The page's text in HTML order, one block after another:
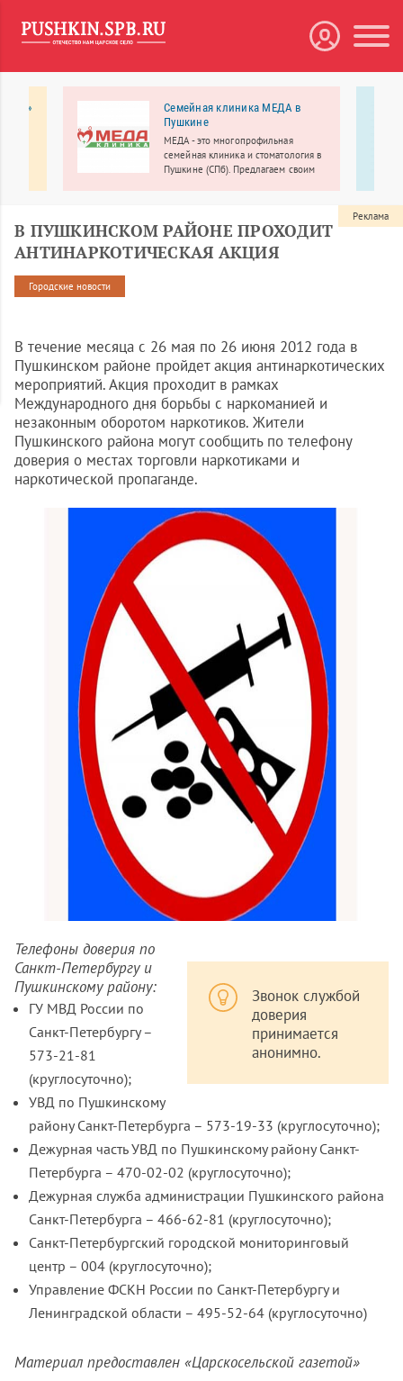
ТОП»
Семейная клиника МЕДА в
Пушкине
МЕДА - это многопрофильная
семейная клиника и стоматология в
Пушкине (СПб). Предлагаем своим
В ПУШКИНСКОМ РАЙОНЕ ПРОХОДИТ
АНТИНАРКОТИЧЕСКАЯ АКЦИЯ
Городские новости
В течение месяца с 26 мая по 26 июня 2012 года в
Пушкинском районе пройдет акция антинаркотических
мероприятий. Акция проходит в рамках
Международного дня борьбы с наркоманией и
незаконным оборотом наркотиков. Жители
Пушкинского района могут сообщить по телефону
доверия о местах торговли наркотиками и
наркотической пропаганде.
Звонок службой
доверия
принимается
анонимно.
Телефоны доверия по
Санкт-Петербургу и
Пушкинскому району:
ГУ МВД России по
Санкт-Петербургу –
573-21-81
(круглосуточно);
УВД по Пушкинскому
району Санкт-Петербурга – 573-19-33 (круглосуточно);
Дежурная часть УВД по Пушкинскому району Санкт-
Петербурга – 470-02-02 (круглосуточно);
Дежурная служба администрации Пушкинского района
Санкт-Петербурга – 466-62-81 (круглосуточно);
Санкт-Петербургский городской мониторинговый
центр – 004 (круглосуточно);
Управление ФСКН России по Санкт-Петербургу и
Ленинградской области – 495-52-64 (круглосуточно)
Материал предоставлен «Царскосельской газетой»
Реклама